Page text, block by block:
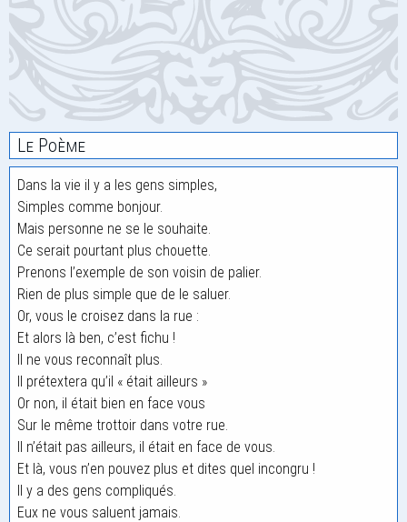
Le Poème
Dans la vie il y a les gens simples,
Simples comme bonjour.
Mais personne ne se le souhaite.
Ce serait pourtant plus chouette.
Prenons l’exemple de son voisin de palier.
Rien de plus simple que de le saluer.
Or, vous le croisez dans la rue :
Et alors là ben, c’est fichu !
Il ne vous reconnaît plus.
Il prétextera qu’il « était ailleurs »
Or non, il était bien en face vous
Sur le même trottoir dans votre rue.
Il n’était pas ailleurs, il était en face de vous.
Et là, vous n’en pouvez plus et dites quel incongru !
Il y a des gens compliqués.
Eux ne vous saluent jamais.